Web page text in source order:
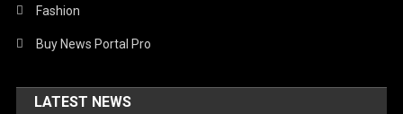
Fashion
Buy News Portal Pro
LATEST NEWS